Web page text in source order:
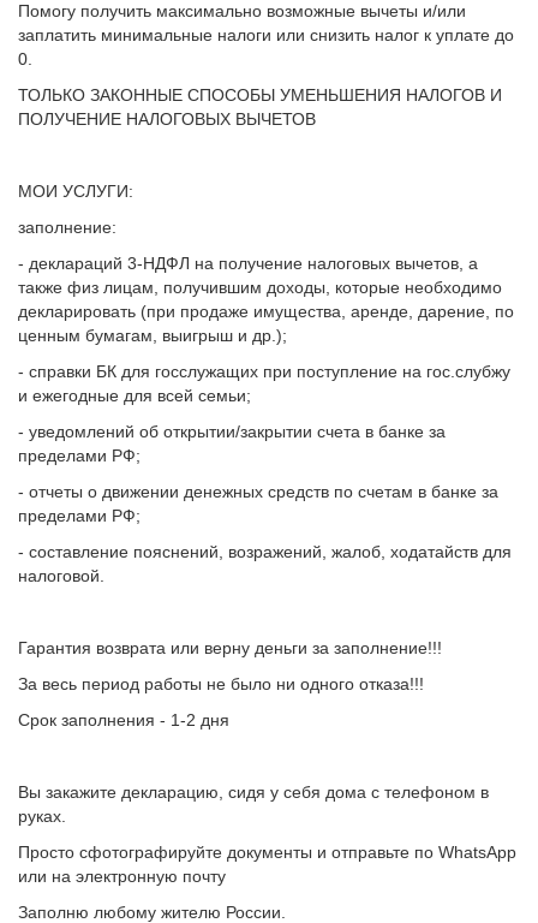
Помогу получить максимально возможные вычеты и/или
заплатить минимальные налоги или снизить налог к уплате до
0.
ТОЛЬКО ЗАКОННЫЕ СПОСОБЫ УМЕНЬШЕНИЯ НАЛОГОВ И
ПОЛУЧЕНИЕ НАЛОГОВЫХ ВЫЧЕТОВ
МОИ УСЛУГИ:
заполнение:
- деклараций 3-НДФЛ на получение налоговых вычетов, а
также физ лицам, получившим доходы, которые необходимо
декларировать (при продаже имущества, аренде, дарение, по
ценным бумагам, выигрыш и др.);
- справки БК для госслужащих при поступление на гос.слубжу
и ежегодные для всей семьи;
- уведомлений об открытии/закрытии счета в банке за
пределами РФ;
- отчеты о движении денежных средств по счетам в банке за
пределами РФ;
- составление пояснений, возражений, жалоб, ходатайств для
налоговой.
Гарантия возврата или верну деньги за заполнение!!!
За весь период работы не было ни одного отказа!!!
Срок заполнения - 1-2 дня
Вы закажите декларацию, сидя у себя дома с телефоном в
руках.
Просто сфотографируйте документы и отправьте по WhatsApp
или на электронную почту
Заполню любому жителю России.